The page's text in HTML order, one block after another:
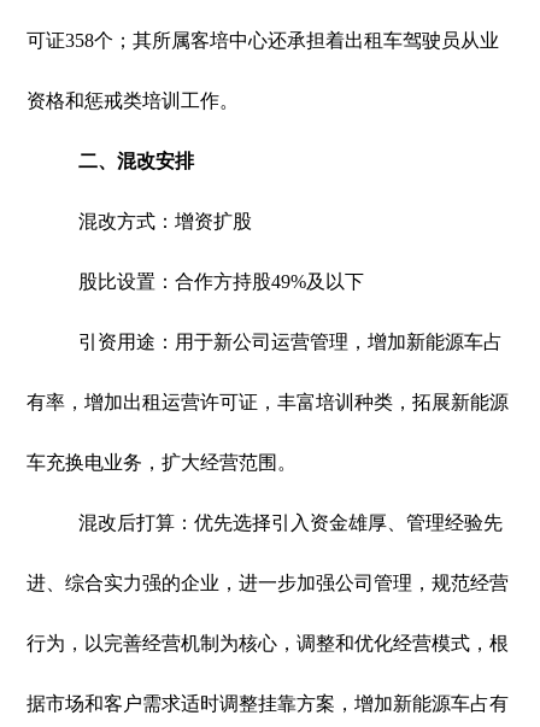
可证358个；其所属客培中心还承担着出租车驾驶员从业
资格和惩戒类培训工作。
二、混改安排
混改方式：增资扩股
股比设置：合作方持股49%及以下
引资用途：用于新公司运营管理，增加新能源车占
有率，增加出租运营许可证，丰富培训种类，拓展新能源
车充换电业务，扩大经营范围。
混改后打算：优先选择引入资金雄厚、管理经验先
进、综合实力强的企业，进一步加强公司管理，规范经营
行为，以完善经营机制为核心，调整和优化经营模式，根
据市场和客户需求适时调整挂靠方案，增加新能源车占有